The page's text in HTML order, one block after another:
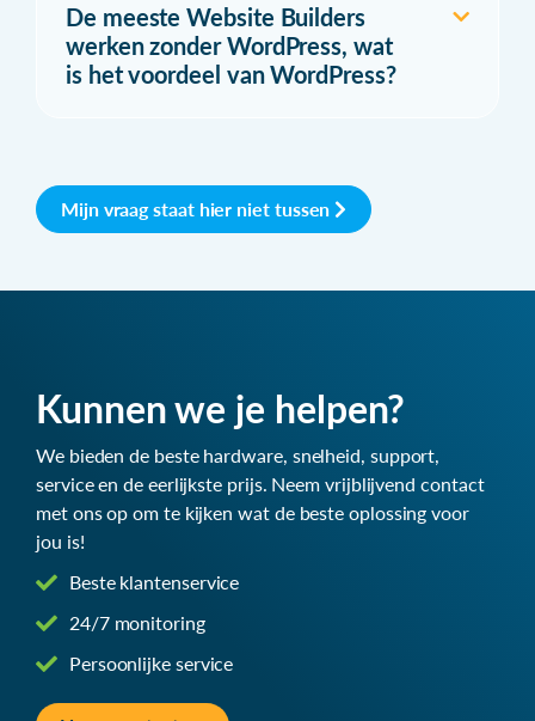
De meeste Website Builders
werken zonder WordPress, wat
is het voordeel van WordPress?
Mijn vraag staat hier niet tussen
Kunnen we je helpen?
We bieden de beste hardware, snelheid, support,
service en de eerlijkste prijs. Neem vrijblijvend contact
met ons op om te kijken wat de beste oplossing voor
jou is!
Beste klantenservice
24/7 monitoring
Persoonlijke service